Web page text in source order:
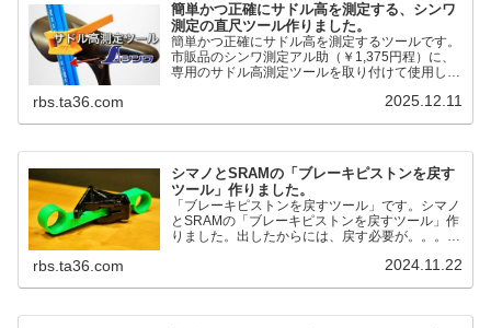
簡単かつ正確にサドル高を測定する、シンワ
測定の直尺ツール作りました。
簡単かつ正確にサドル高を測定するツールです。
市販品のシンワ測定アル助（￥1,375円程）に、
専用のサドル高測定ツールを取り付けて使用しま
るようになりました。シンワ測定(Shinwa
Sokutei)￥1,375Amazon.c...
rbs.ta36.com 2025.12.11
シマノとSRAMの「ブレーキピストンを戻す
ツール」作りました。
「ブレーキピストンを戻すツール」です。シマノ
とSRAMの「ブレーキピストンを戻すツール」作
りました。出したからには、戻す必要が。。。で
だと。。。▶「ブレーキピストンを戻すツール」
るのかというと、出ているピス...
rbs.ta36.com 2024.11.22